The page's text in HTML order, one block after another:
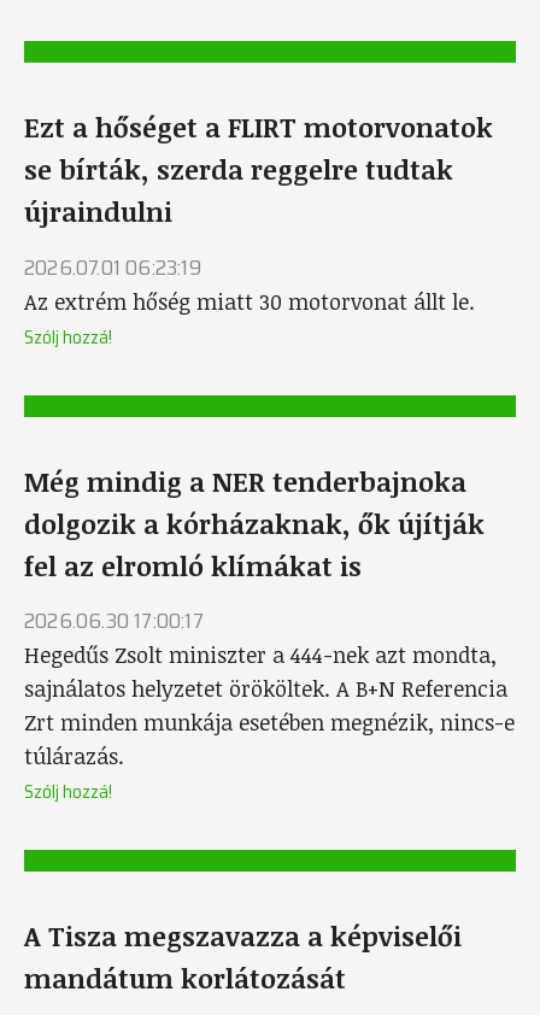
Ezt a hőséget a FLIRT motorvonatok
se bírták, szerda reggelre tudtak
újraindulni
2026.07.01 06:23:19
Az extrém hőség miatt 30 motorvonat állt le.
Szólj hozzá!
Még mindig a NER tenderbajnoka
dolgozik a kórházaknak, ők újítják
fel az elromló klímákat is
2026.06.30 17:00:17
Hegedűs Zsolt miniszter a 444-nek azt mondta,
sajnálatos helyzetet örököltek. A B+N Referencia
Zrt minden munkája esetében megnézik, nincs-e
túlárazás.
Szólj hozzá!
A Tisza megszavazza a képviselői
mandátum korlátozását